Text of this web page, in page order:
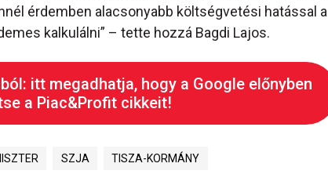
érdemben alacsonyabb költségvetési hatással a
kalkulálni” – tette hozzá Bagdi Lajos.
itt megadhatja, hogy a Google előnyben
a Piac&Profit cikkeit!
SZJA TISZA-KORMÁNY